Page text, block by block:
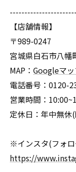
【店舗情報】
〒989-0247
宮城県白石市八幡
MAP： Googleマ
電話番号：0120-
営業時間：
定休日：年中無休
※インスタ(フォ
https://